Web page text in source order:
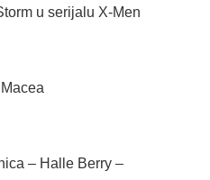
u serijalu X-Men
– Halle Berry –